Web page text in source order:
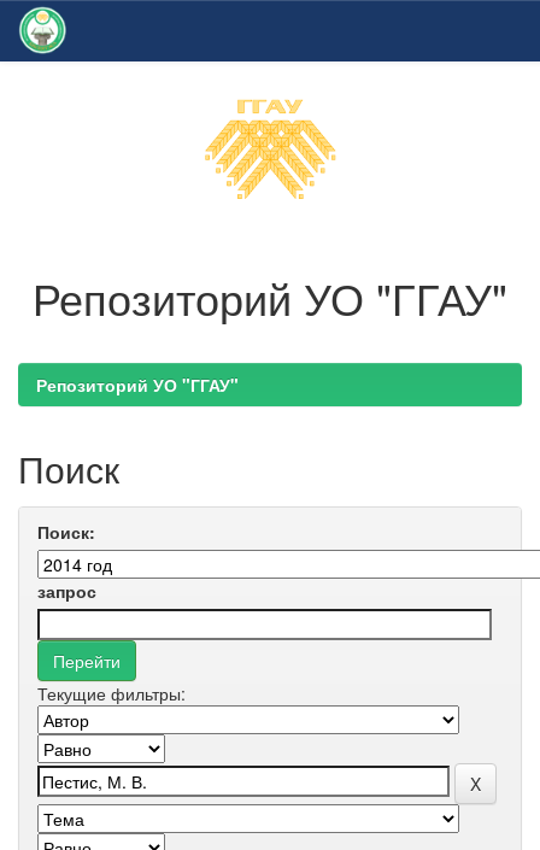
Репозиторий УО "ГГАУ"
Репозиторий УО "ГГАУ"
Поиск
Поиск:
запрос
Текущие фильтры: